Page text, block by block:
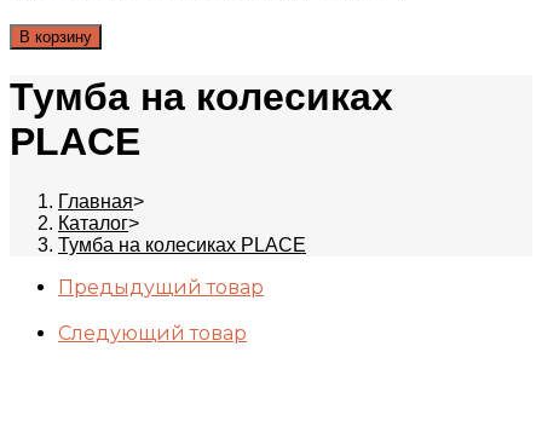
В корзину
Тумба на колесиках
PLACE
Главная>
Каталог>
Тумба на колесиках PLACE
Предыдущий товар
Следующий товар